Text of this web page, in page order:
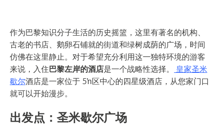
作为巴黎知识分子生活的历史摇篮，这里有著名的机构、
古老的书店、鹅卵石铺就的街道和绿树成荫的广场，时间
仿佛在这里静止。对于希望充分利用这一独特环境的游客
来说，入住巴黎左岸的酒店是一个战略性选择。
皇家圣米
歇尔酒店是一家位于 5ŉ区中心的四星级酒店，从您家门口
就可以开始漫步。
出发点：圣米歇尔广场